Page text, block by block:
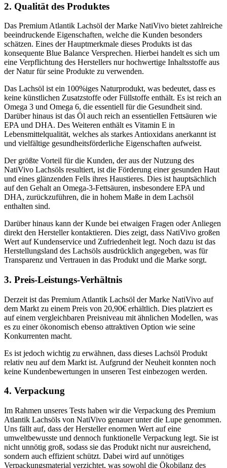
2. Qualität des Produktes
Das Premium Atlantik Lachsöl der Marke NatiVivo bietet zahlreiche
beeindruckende Eigenschaften, welche die Kunden besonders
schätzen. Eines der Hauptmerkmale dieses Produkts ist das
konsequente Blue Balance Versprechen. Hierbei handelt es sich um
eine Verpflichtung des Herstellers nur hochwertige Inhaltsstoffe aus
der Natur für seine Produkte zu verwenden.
Das Lachsöl ist ein 100%iges Naturprodukt, was bedeutet, dass es
keine künstlichen Zusatzstoffe oder Füllstoffe enthält. Es ist reich an
Omega 3 und Omega 6, die essentiell für die Gesundheit sind.
Darüber hinaus ist das Öl auch reich an essentiellen Fettsäuren wie
EPA und DHA. Des Weiteren enthält es Vitamin E in
Lebensmittelqualität, welches als starkes Antioxidans anerkannt ist
und vielfältige gesundheitsförderliche Eigenschaften aufweist.
Der größte Vorteil für die Kunden, der aus der Nutzung des
NatiVivo Lachsöls resultiert, ist die Förderung einer gesunden Haut
und eines glänzenden Fells ihres Haustieres. Dies ist hauptsächlich
auf den Gehalt an Omega-3-Fettsäuren, insbesondere EPA und
DHA, zurückzuführen, die in hohem Maße in dem Lachsöl
enthalten sind.
Darüber hinaus kann der Kunde bei etwaigen Fragen oder Anliegen
direkt den Hersteller kontaktieren. Dies zeigt, dass NatiVivo großen
Wert auf Kundenservice und Zufriedenheit legt. Noch dazu ist das
Herstellungsland des Lachsöls ausdrücklich angegeben, was für
Transparenz und Vertrauen in das Produkt und die Marke sorgt.
3. Preis-Leistungs-Verhältnis
Derzeit ist das Premium Atlantik Lachsöl der Marke NatiVivo auf
dem Markt zu einem Preis von 20,90€ erhältlich. Dies platziert es
auf einem vergleichbaren Preisniveau mit ähnlichen Modellen, was
es zu einer ökonomisch ebenso attraktiven Option wie seine
Konkurrenten macht.
Es ist jedoch wichtig zu erwähnen, dass dieses Lachsöl Produkt
relativ neu auf dem Markt ist. Aufgrund der Neuheit konnten noch
keine Kundenbewertungen in unseren Test einbezogen werden.
4. Verpackung
Im Rahmen unseres Tests haben wir die Verpackung des Premium
Atlantik Lachsöls von NatiVivo genauer unter die Lupe genommen.
Uns fällt auf, dass der Hersteller enormen Wert auf eine
umweltbewusste und dennoch funktionelle Verpackung legt. Sie ist
nicht unnötig groß, sodass sie das Produkt nicht nur ausreichend,
sondern auch effizient schützt. Dabei wird auf unnötiges
Verpackungsmaterial verzichtet, was sowohl die Ökobilanz des